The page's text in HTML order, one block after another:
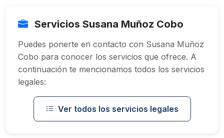
Servicios Susana Muñoz Cobo
Puedes ponerte en contacto con Susana Muñoz
Cobo para conocer los servicios que ofrece. A
continuación te mencionamos todos los servicios
legales:
Ver todos los servicios legales